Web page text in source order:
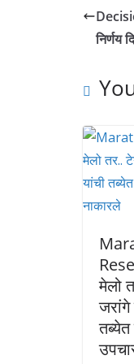
निर्णय
मेलो
जरांगे